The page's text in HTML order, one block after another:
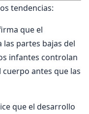
tendencias:
que el
las partes bajas del
infantes controlan
antes que las
que el desarrollo